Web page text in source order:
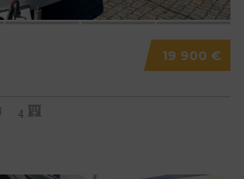
19 900 €
4